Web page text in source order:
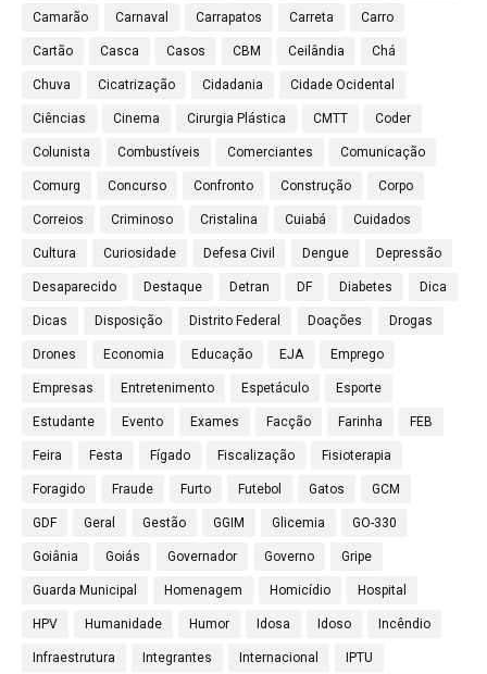
Camarão Carnaval Carrapatos Carreta Carro
Cartão Casca Casos CBM Ceilândia Chá
Chuva Cicatrização Cidadania Cidade Ocidental
Ciências Cinema Cirurgia Plástica CMTT Coder
Colunista Combustíveis Comerciantes Comunicação
Comurg Concurso Confronto Construção Corpo
Correios Criminoso Cristalina Cuiabá Cuidados
Cultura Curiosidade Defesa Civil Dengue Depressão
Desaparecido Destaque Detran DF Diabetes Dica
Dicas Disposição Distrito Federal Doações Drogas
Drones Economia Educação EJA Emprego
Empresas Entretenimento Espetáculo Esporte
Estudante Evento Exames Facção Farinha FEB
Feira Festa Fígado Fiscalização Fisioterapia
Foragido Fraude Furto Futebol Gatos GCM
GDF Geral Gestão GGIM Glicemia GO-330
Goiânia Goiás Governador Governo Gripe
Guarda Municipal Homenagem Homicídio Hospital
HPV Humanidade Humor Idosa Idoso Incêndio
Infraestrutura Integrantes Internacional IPTU